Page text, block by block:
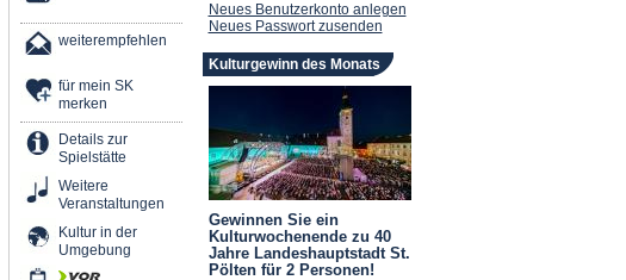
weiterempfehlen
für mein SK
merken
Details zur
Spielstätte
Weitere
Veranstaltungen
Kultur in der
Umgebung
Neues Benutzerkonto anlegen
Neues Passwort zusenden
Kulturgewinn des Monats
Gewinnen Sie ein
Kulturwochenende zu 40
Jahre Landeshauptstadt St.
Pölten für 2 Personen!